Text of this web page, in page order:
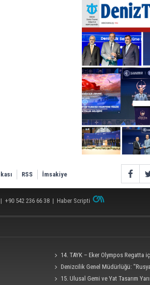
RSS İmsakiye
| +90 542 236 66 38 | Haber Scripti
14. TAYK – Eker Olympos Regatta
Denizcilik Genel Müdürlüğü:
Ro-Ro Gemisi Dron Saldırısına Uğradı"
15. Ulusal Gemi ve Yat Tasarım